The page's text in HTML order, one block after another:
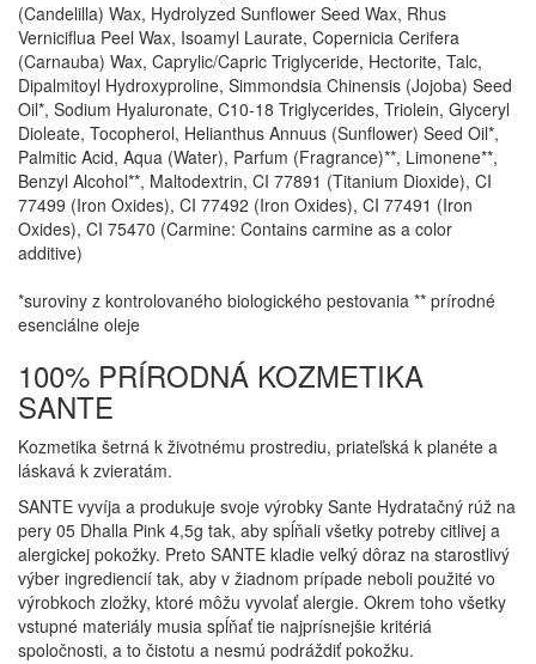
(Candelilla) Wax, Hydrolyzed Sunflower Seed Wax, Rhus
Verniciflua Peel Wax, Isoamyl Laurate, Copernicia Cerifera
(Carnauba) Wax, Caprylic/Capric Triglyceride, Hectorite, Talc,
Dipalmitoyl Hydroxyproline, Simmondsia Chinensis (Jojoba) Seed
Oil*, Sodium Hyaluronate, C10-18 Triglycerides, Triolein, Glyceryl
Dioleate, Tocopherol, Helianthus Annuus (Sunflower) Seed Oil*,
Palmitic Acid, Aqua (Water), Parfum (Fragrance)**, Limonene**,
Benzyl Alcohol**, Maltodextrin, CI 77891 (Titanium Dioxide), CI
77499 (Iron Oxides), CI 77492 (Iron Oxides), CI 77491 (Iron
Oxides), CI 75470 (Carmine: Contains carmine as a color
additive)
*suroviny z kontrolovaného biologického pestovania ** prírodné
esenciálne oleje
100% PRÍRODNÁ KOZMETIKA
SANTE
Kozmetika šetrná k životnému prostrediu, priateľská k planéte a
láskavá k zvieratám.
SANTE vyvíja a produkuje svoje výrobky Sante Hydratačný rúž na
pery 05 Dhalla Pink 4,5g tak, aby spĺňali všetky potreby citlivej a
alergickej pokožky. Preto SANTE kladie veľký dôraz na starostlivý
výber ingrediencií tak, aby v žiadnom prípade neboli použité vo
výrobkoch zložky, ktoré môžu vyvolať alergie. Okrem toho všetky
vstupné materiály musia spĺňať tie najprísnejšie kritériá
spoločnosti, a to čistotu a nesmú podráždiť pokožku.